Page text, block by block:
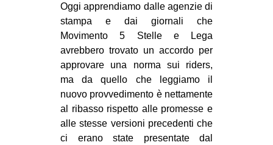
ESTREMO ORIENTE
EUROPA
MEDIO ORIENTE
EVENTI
in
Oggi apprendiamo dalle agenzie di
stampa e dai giornali che
Movimento 5 Stelle e Lega
avrebbero trovato un accordo per
approvare una norma sui riders,
ma da quello che leggiamo il
nuovo provvedimento è nettamente
al ribasso rispetto alle promesse e
alle stesse versioni precedenti che
ci erano state presentate dal